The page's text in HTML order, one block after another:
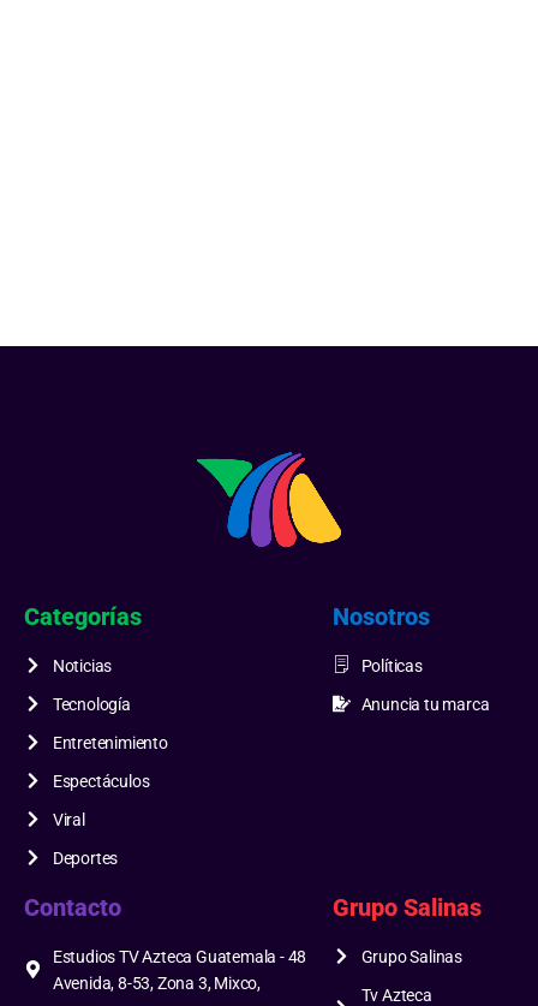
Categorías
Noticias
Tecnología
Entretenimiento
Espectáculos
Viral
Deportes
Nosotros
Políticas
Anuncia tu marca
Contacto
Estudios TV Azteca Guatemala - 48
Avenida, 8-53, Zona 3, Mixco,
Grupo Salinas
Grupo Salinas
Tv Azteca